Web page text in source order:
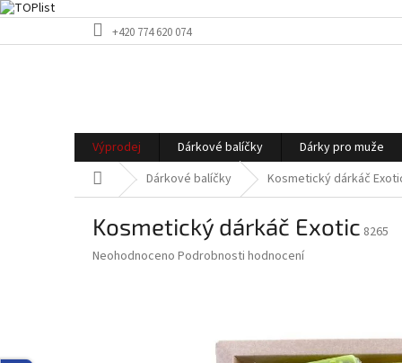
na
+420 774 620 074
Výprodej Dárkové balíčky Dárky pro muže
Domů Dárkové balíčky Kosmetický dárkáč
Kosmetický dárkáč Exotic 8265
Průměrné
Neohodnoceno Podrobnosti hodnocení